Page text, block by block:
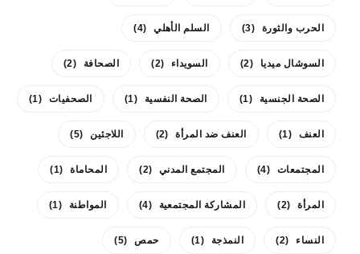
الحرب والثورة (3) السلم الأهلي (4)
السوشال ميديا (2) السويداء (2) الصحافة (2)
الصحة الجنسية (1) الصحة النفسية (1) الصحفيات (1)
العنف (1) العنف ضد المرأة (2) اللاجئين (5)
المجتمعات (4) المجتمع المدني (2) المحاماة (1)
المرأة (2) المشاركة المجتمعية (4) المواطنة (1)
النساء (2) النمذجة (1) حمص (5)